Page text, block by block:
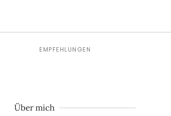
EMPFEHLUNGEN
Über mich